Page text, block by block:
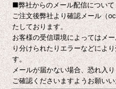
■弊社からのメール配信について
ご注文後弊社より確認メール（
たしております。
お客様の受信環境によってはメ
り分けられたりエラーなどによ
す。
メールが届かない場合、恐れ入
ご確認くださいますようお願い